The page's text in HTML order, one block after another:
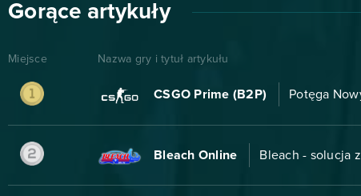
Gorące artykuły
Miejsce Nazwa gry i tytuł artykułu
CSGO Prime (B2P) Potęga
Bleach Online Bleach - solucja